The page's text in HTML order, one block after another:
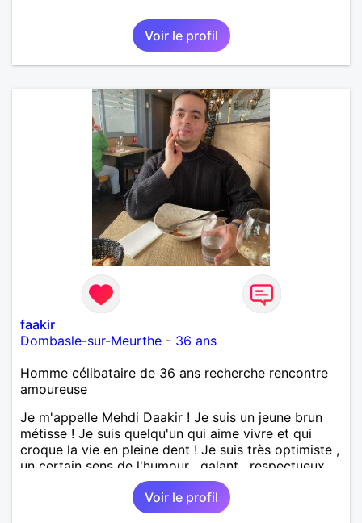
Voir le profil
faakir
Dombasle-sur-Meurthe - 36 ans
Homme célibataire de 36 ans recherche rencontre
amoureuse
Je m'appelle Mehdi Daakir ! Je suis un jeune brun
métisse ! Je suis quelqu'un qui aime vivre et qui
croque la vie en pleine dent ! Je suis très optimiste ,
un certain sens de l'humour , galant , respectueux
mais parfois un peu maladroit et timide ! Je
recherche de nouvelles rencontres et plus si
affinités ! Qui ne tente rien n'a rien !
Voir le profil